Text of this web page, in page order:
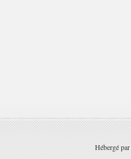
Hébergé par